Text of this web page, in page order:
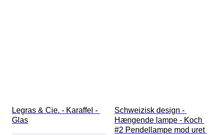
Legras & Cie. - Karaffel -
Glas
Schweizisk design -
Hængende lampe - Koch
#2 Pendellampe mod uret